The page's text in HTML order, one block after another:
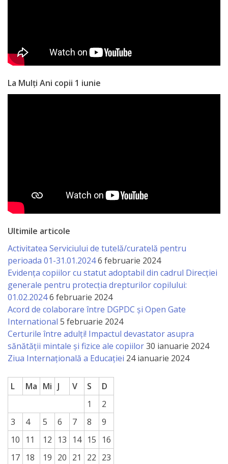
Știri
și
Evenimente
internațională
Legislație
națională
Acte
interne
Media
Comunicate
de
Informații
utile
Versiunea
La Mulți Ani copii 1 iunie
Ultimile articole
Activitatea Serviciului de tutelă/curatelă pentru
perioada 01-31.01.20246 februarie 2024
Evidența copiilor cu statut adoptabil din cadrul Direcției
generale pentru protecția drepturilor copilului:
01.02.20246 februarie 2024
Acord de colaborare între DGPDC și Open Gate
International 5 februarie 2024
Certurile între adulți! Impactul devastator asupra
sănătății mintale și fizice ale copiilor30 ianuarie 2024
Ziua Internațională a Educației 24 ianuarie 2024
L Ma Mi J V S
D
1
2
3
4 5 6 7 8
9
10
11 12 13 14 15
16
17 18 19 20 21 22 23